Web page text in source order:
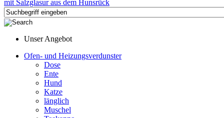
Unser Angebot
Ofen- und Heizungsverdunster
Dose
Ente
Hund
Katze
länglich
Muschel